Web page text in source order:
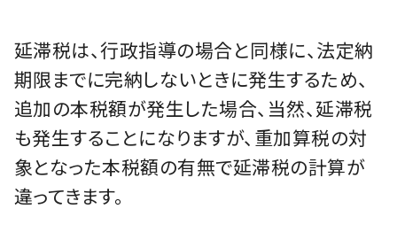
延滞税は、行政指導の場合と同様に、法定納
期限までに完納しないときに発生するため、
追加の本税額が発生した場合、当然、延滞税
も発生することになりますが、重加算税の対
象となった本税額の有無で延滞税の計算が
違ってきます。